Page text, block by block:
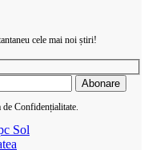
cele mai noi știri!
de Confidențialitate.